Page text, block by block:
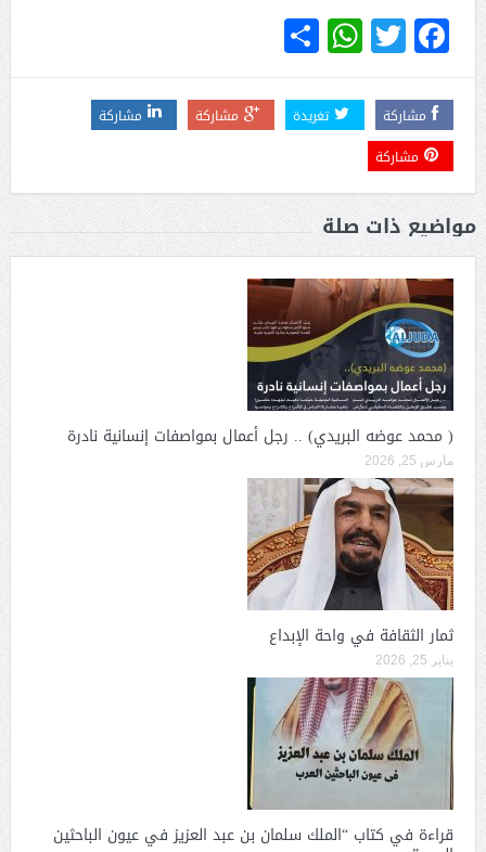
Facebook
Twitter
WhatsApp
Share
مشاركة تغريدة مشاركة
مشاركة
مشاركة
مواضيع ذات صلة
( محمد عوضه البريدي) .. رجل أعمال بمواصفات إنسانية نادرة
مارس 25, 2026
ثمار الثقافة في واحة الإبداع
يناير 25, 2026
قراءة في كتاب “الملك سلمان بن عبد العزيز في عيون الباحثين